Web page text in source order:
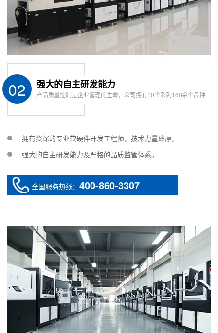
02 强大的自主研发能力
产品质量控制是企业管理的生命，公司拥有10个系列160余个品种
拥有资深的专业软硬件开发工程师，技术力量雄厚。
强大的自主研发能力及严格的品质监管体系。
全国服务热线： 400-860-3307